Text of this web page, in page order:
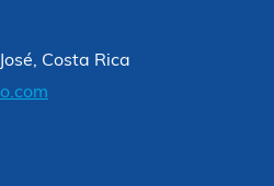
Costa Rica